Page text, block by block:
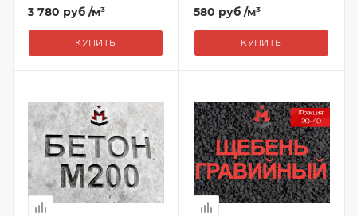
3 780 руб /м³
КУПИТЬ
580 руб /м³
КУПИТЬ